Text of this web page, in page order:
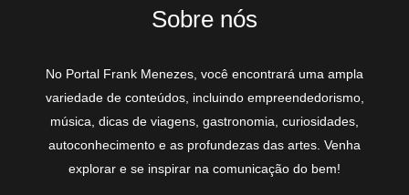
Sobre nós
No Portal Frank Menezes, você encontrará uma ampla
variedade de conteúdos, incluindo empreendedorismo,
música, dicas de viagens, gastronomia, curiosidades,
autoconhecimento e as profundezas das artes. Venha
explorar e se inspirar na comunicação do bem!